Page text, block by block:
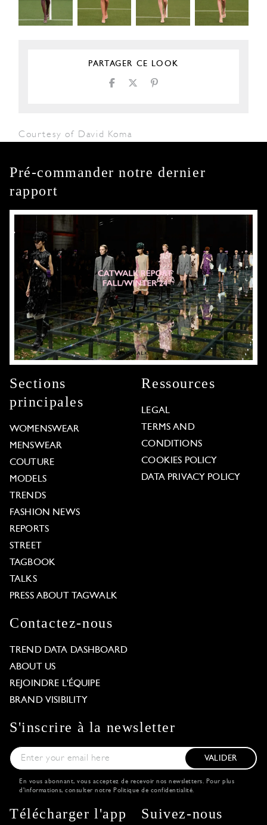
PARTAGER CE LOOK
Courtesy of David Koma
Pré-commander notre dernier
rapport
Sections
principales
WOMENSWEAR
MENSWEAR
COUTURE
MODELS
TRENDS
FASHION NEWS
REPORTS
STREET
TAGBOOK
TALKS
PRESS ABOUT TAGWALK
Ressources
LEGAL
TERMS AND
CONDITIONS
COOKIES POLICY
DATA PRIVACY POLICY
Contactez-nous
TREND DATA DASHBOARD
ABOUT US
REJOINDRE L'ÉQUIPE
BRAND VISIBILITY
S'inscrire à la newsletter
VALIDER
En vous abonnant, vous acceptez de recevoir nos newsletters. Pour plus
d'informations, consulter notre Politique de confidentialité.
Télécharger l'app Suivez-nous